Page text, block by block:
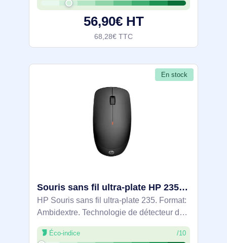
4000 DPI, Quantité de boutons
programmables: 6,56,90€ HT
68,28€ TTC
En stock
Souris sans fil ultra-plate HP 235 - 4E407UT
HP Souris sans fil ultra-plate 235. Format:
Ambidextre. Technologie de détecteur de
mouvement: Optique, Interface de
l'appareil: RF sans fil, Résolution en
Éco-indice /10